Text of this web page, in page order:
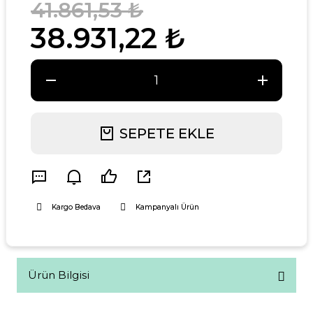
38.931,22 ₺
41.861,53 ₺
SEPETE EKLE
Kargo Bedava Kampanyalı Ürün
Ürün Bilgisi